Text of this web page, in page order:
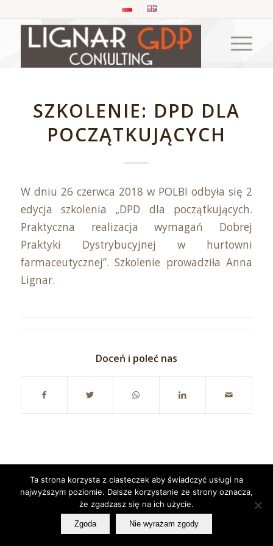
SZKOLENIE: DPD DLA
POCZĄTKUJĄCYCH
W dniu 26 czerwca 2018 w POLBI odbyła się 2
edycja szkolenia „DPD dla początkujących.
Praktyczna realizacja wymagań Dobrej
Praktyki Dystrybucyjnej w hurtowni
farmaceutycznej”. Szkolenie prowadziła Anna
Lignar.
Doceń i poleć nas
© Copyright - Lignar GDP Consulting
Ta strona korzysta z ciasteczek aby świadczyć usługi na
najwyższym poziomie. Dalsze korzystanie ze strony oznacza,
że zgadzasz się na ich użycie.
Zgoda Nie wyrażam zgody